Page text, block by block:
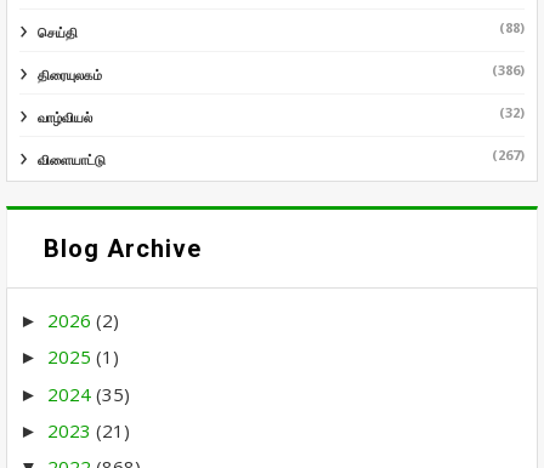
செய்தி (88)
திரையுலகம் (386)
வாழ்வியல் (32)
விளையாட்டு (267)
Blog Archive
► 2026 (2)
► 2025 (1)
► 2024 (35)
► 2023 (21)